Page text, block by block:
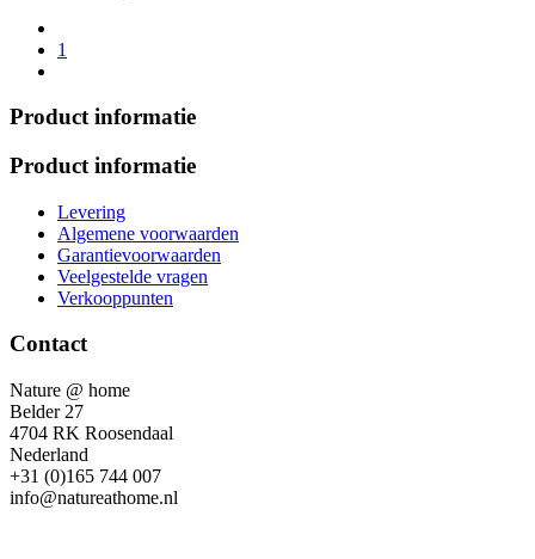
1
Product informatie
Product informatie
Levering
Algemene voorwaarden
Garantievoorwaarden
Veelgestelde vragen
Verkooppunten
Contact
Nature @ home
Belder 27
4704 RK Roosendaal
Nederland
+31 (0)165 744 007
info@natureathome.nl